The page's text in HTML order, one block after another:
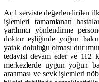
Acil serviste değerlendirilen
işlemleri tamamlanan
yardımcı yönlendirme
doktor eşliğinde yoğun
yatak doluluğu olması
tedavisi devam eder ve 112
merkezlerde uygun yoğun
aranması ve sevk işlemleri